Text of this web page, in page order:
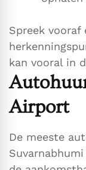
Spreek
kan vooral in
Airport
De meeste